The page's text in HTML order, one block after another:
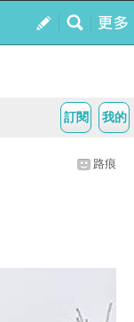
我的
訂閱
路痕